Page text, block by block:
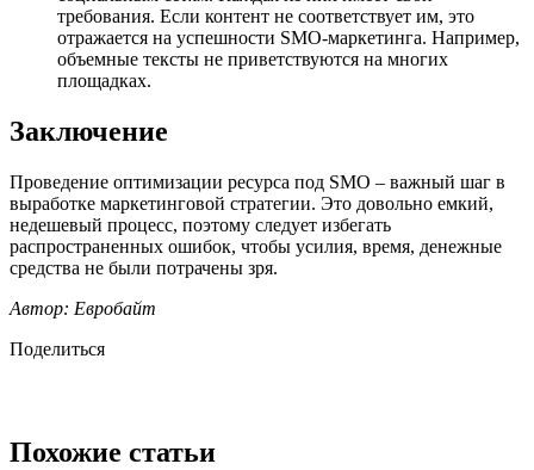
требования. Если контент не соответствует им, это
отражается на успешности SMO-маркетинга. Например,
объемные тексты не приветствуются на многих
площадках.
Заключение
Проведение оптимизации ресурса под SMO – важный шаг в
выработке маркетинговой стратегии. Это довольно емкий,
недешевый процесс, поэтому следует избегать
распространенных ошибок, чтобы усилия, время, денежные
средства не были потрачены зря.
Автор: Евробайт
Поделиться
Похожие статьи